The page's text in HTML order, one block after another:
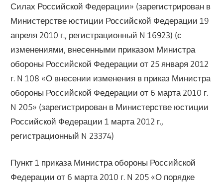
Силах Российской Федерации» (зарегистрирован в
Министерстве юстиции Российской Федерации 19
апреля 2010 г., регистрационный N 16923) (с
изменениями, внесенными приказом Министра
обороны Российской Федерации от 25 января 2012
г. N 108 «О внесении изменения в приказ Министра
обороны Российской Федерации от 6 марта 2010 г.
N 205» (зарегистрирован в Министерстве юстиции
Российской Федерации 1 марта 2012 г.,
регистрационный N 23374)
Пункт 1 приказа Министра обороны Российской
Федерации от 6 марта 2010 г. N 205 «О порядке